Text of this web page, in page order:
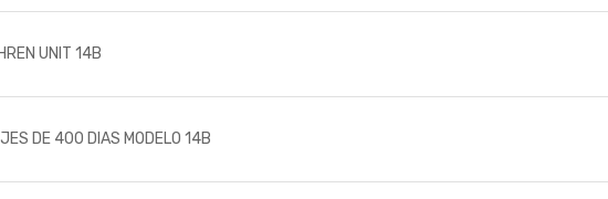
UNIT 14B
DE 400 DIAS MODELO 14B